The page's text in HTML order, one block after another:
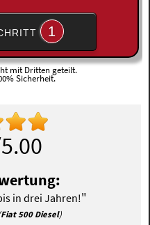
1
mit Dritten geteilt.
Sicherheit.
in drei Jahren!"
Fiat 500 Diesel)